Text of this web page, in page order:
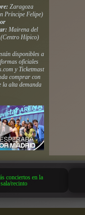
Zaragoza
Príncipe Felipe)
Mairena del
Hípico)
disponibles a
oficiales
y Ticketmast
comprar con
la alta demanda
conciertos en la
sala/recinto